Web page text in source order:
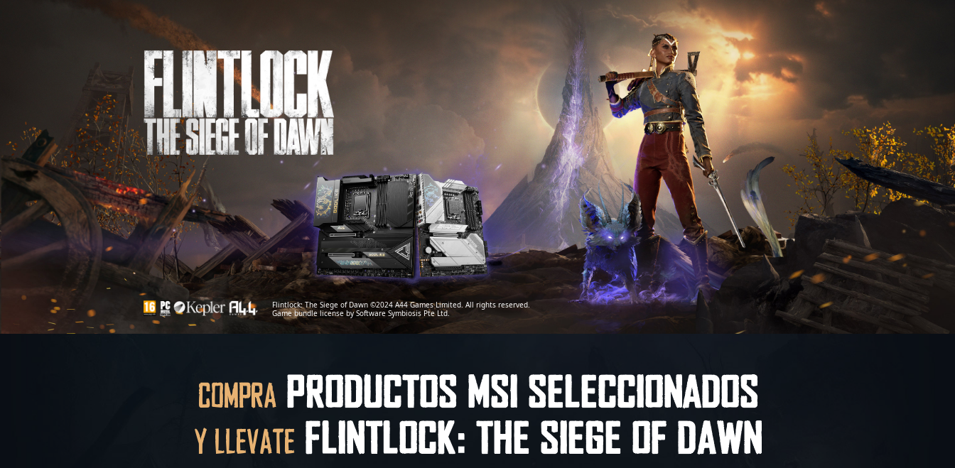
Flintlock: The Siege of Dawn ©2024 A44 Games Limited. All rights reserved.
Game bundle license by Software Symbiosis Pte Ltd.
COMPRAPRODUCTOS MSI SELECCIONADOS
Y LLÉVATEFlintlock: The Siege of Dawn